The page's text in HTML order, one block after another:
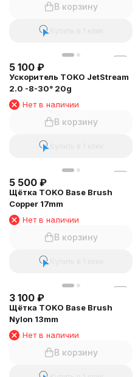
В корзину
5 100 ₽
Ускоритель TOKO JetStream
2.0 -8-30° 20g
Нет в наличии
В корзину
5 500 ₽
Щётка TOKO Base Brush
Copper 17mm
Нет в наличии
В корзину
3 100 ₽
Щётка TOKO Base Brush
Nylon 13mm
Нет в наличии
В корзину